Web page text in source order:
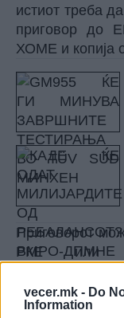
vecer.mk - Do
Information
истиот треба
приговор до
ХОМЕ и копија
Приговорот
РКЕ или
Против
странка може